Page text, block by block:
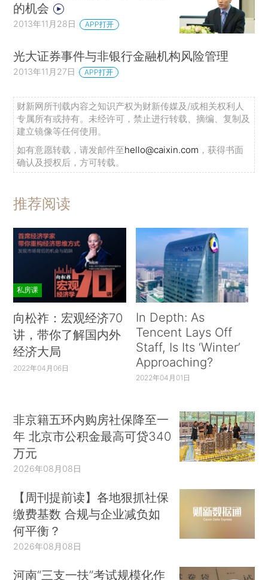
的机会
2013年11月28日 APP打开
光大证券事件与非银行金融机构风险管理
2013年11月27日 APP打开
财新网所刊载内容之知识产权为财新传媒及/或相关权利人
专属所有或持有。未经许可，禁止进行转载、摘编、复制及
建立镜像等任何使用。
如有意愿转载，请发邮件至hello@caixin.com ，获得书面
确认及授权后，方可转载。
推荐阅读
私房课
向松祚：宏观经济70
讲，带你了解国内外
经济大局
2022年04月06日
In Depth: As
Tencent Lays Off
Staff, Is Its ‘Winter’
Approaching?
2022年04月01日
非京籍五环内购房社保降至一
年 北京市公积金最高可贷340
万元
2026年08月08日
【周刊提前读】各地狠抓社保
缴费基数 合规与企业减负如
何平衡？
2026年08月08日
河南“三支一扶”考试规模化作